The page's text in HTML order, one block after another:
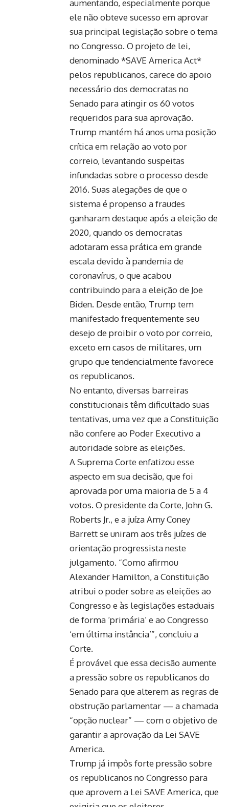
aumentando, especialmente porque
ele não obteve sucesso em aprovar
sua principal legislação sobre o tema
no Congresso. O projeto de lei,
denominado *SAVE America Act*
pelos republicanos, carece do apoio
necessário dos democratas no
Senado para atingir os 60 votos
requeridos para sua aprovação.
Trump mantém há anos uma posição
crítica em relação ao voto por
correio, levantando suspeitas
infundadas sobre o processo desde
2016. Suas alegações de que o
sistema é propenso a fraudes
ganharam destaque após a eleição de
2020, quando os democratas
adotaram essa prática em grande
escala devido à pandemia de
coronavírus, o que acabou
contribuindo para a eleição de Joe
Biden. Desde então, Trump tem
manifestado frequentemente seu
desejo de proibir o voto por correio,
exceto em casos de militares, um
grupo que tendencialmente favorece
os republicanos.
No entanto, diversas barreiras
constitucionais têm dificultado suas
tentativas, uma vez que a Constituição
não confere ao Poder Executivo a
autoridade sobre as eleições.
A Suprema Corte enfatizou esse
aspecto em sua decisão, que foi
aprovada por uma maioria de 5 a 4
votos. O presidente da Corte, John G.
Roberts Jr., e a juíza Amy Coney
Barrett se uniram aos três juízes de
orientação progressista neste
julgamento. “Como afirmou
Alexander Hamilton, a Constituição
atribui o poder sobre as eleições ao
Congresso e às legislações estaduais
de forma ‘primária’ e ao Congresso
‘em última instância’”, concluiu a
Corte.
É provável que essa decisão aumente
a pressão sobre os republicanos do
Senado para que alterem as regras de
obstrução parlamentar — a chamada
“opção nuclear” — com o objetivo de
garantir a aprovação da Lei SAVE
America.
Trump já impôs forte pressão sobre
os republicanos no Congresso para
que aprovem a Lei SAVE America, que